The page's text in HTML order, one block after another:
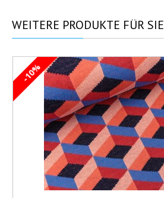
WEITERE PRODUKTE FÜR SIE
-10%